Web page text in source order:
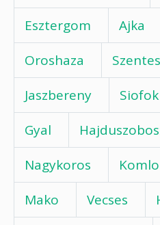
Esztergom
Ajka
Oroshaza
Szentes
Jaszbereny
Siofok
Gyal
Nagykoros
Komlo
Mako
Vecses